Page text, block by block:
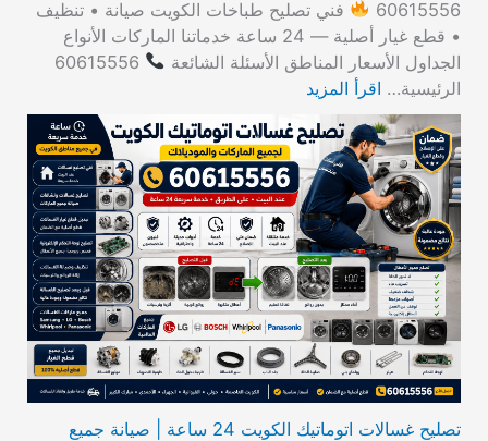
60615556
فني تصليح طباخات الكويت صيانة • تنظيف
• قطع غيار أصلية — 24 ساعة خدماتنا الماركات الأنواع
الجداول الأسعار المناطق الأسئلة الشائعة
60615556
الرئيسية… اقرأ المزيد
تصليح غسالات اتوماتيك الكويت 24 ساعة | صيانة جميع